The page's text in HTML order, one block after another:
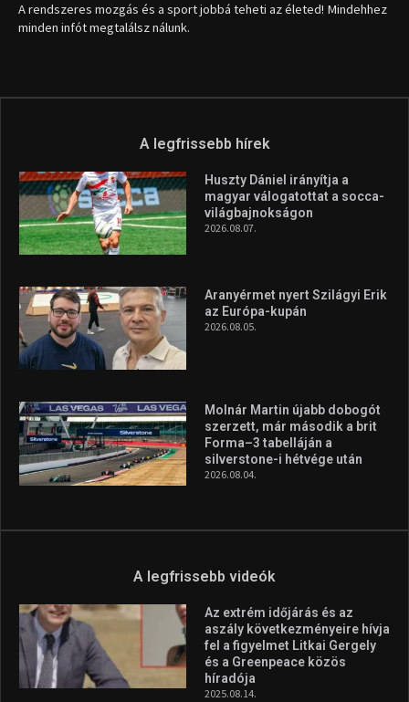
A rendszeres mozgás és a sport jobbá teheti az életed! Mindehhez
minden infót megtalálsz nálunk.
A legfrissebb hírek
Huszty Dániel irányítja a
magyar válogatottat a socca-
világbajnokságon
2026.08.07.
Aranyérmet nyert Szilágyi Erik
az Európa-kupán
2026.08.05.
Molnár Martin újabb dobogót
szerzett, már második a brit
Forma–3 tabelláján a
silverstone-i hétvége után
2026.08.04.
A legfrissebb videók
Az extrém időjárás és az
aszály következményeire hívja
fel a figyelmet Litkai Gergely
és a Greenpeace közös
híradója
2025.08.14.